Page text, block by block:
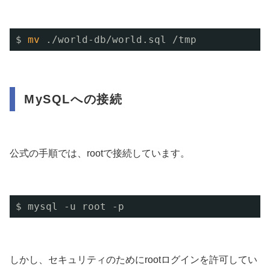
$ mv . /world-db/world .sql /tmp
MySQLへの接続
公式の手順では、rootで接続しています。
$ mysql -u root -p
しかし、セキュリティのためにrootログインを許可してい